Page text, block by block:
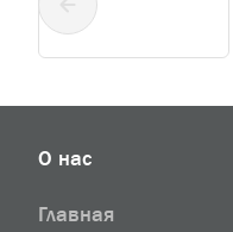
О нас
Главная